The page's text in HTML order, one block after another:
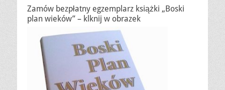
Zamów bezpłatny egzemplarz książki „Boski
plan wieków” – klknij w obrazek